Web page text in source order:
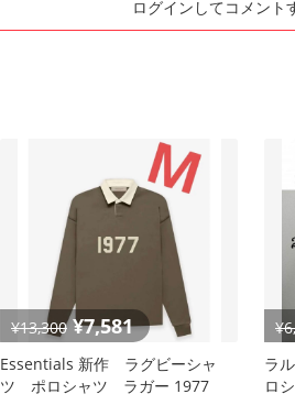
ログインしてコメント
¥13,300 ¥7,581
Essentials 新作 ラグビーシャ
ツ ポロシャツ ラガー 1977
ラ
ロ